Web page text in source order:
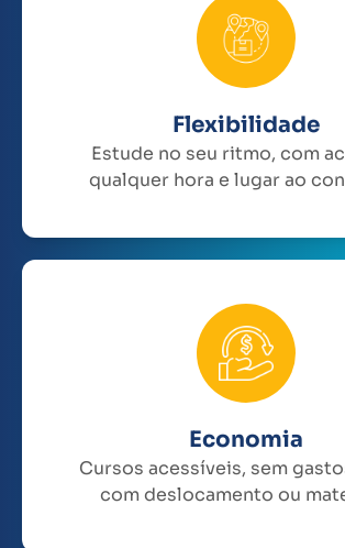
Flexibilidade
Estude no seu ritmo, com
qualquer hora e lugar ao
Economia
Cursos acessíveis, sem
com deslocamento ou